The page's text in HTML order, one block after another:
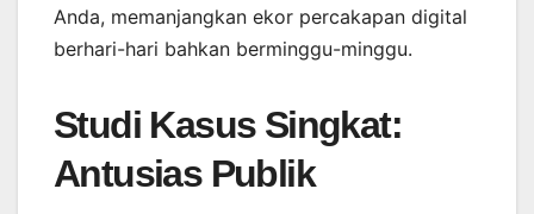
Anda, memanjangkan ekor percakapan digital
berhari-hari bahkan berminggu-minggu.
Studi Kasus Singkat:
Antusias Publik